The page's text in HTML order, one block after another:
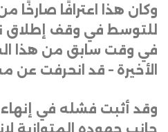
وكان هذا اعترافًا صارخًا
للتوسط في وقف إطلاق
في وقت سابق من هذا
الأخيرة – قد انحرفت عن
وقد أثبت فشله في إنهاء
جانب جهوده المتوازية